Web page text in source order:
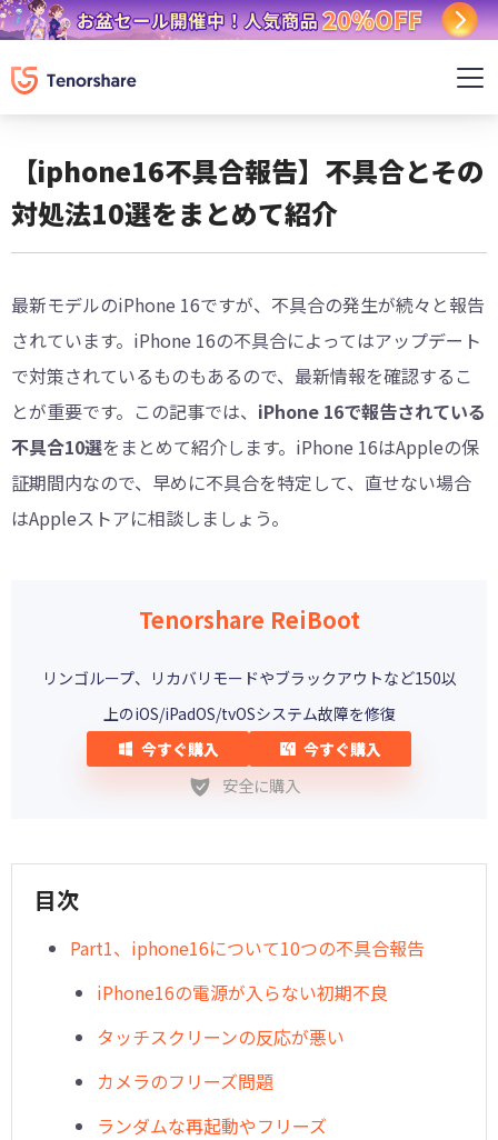
【iphone16不具合報告】不具合とその
対処法10選をまとめて紹介
最新モデルのiPhone 16ですが、不具合の発生が続々と報告
されています。iPhone 16の不具合によってはアップデート
で対策されているものもあるので、最新情報を確認するこ
とが重要です。この記事では、 iPhone 16で報告されている
不具合10選をまとめて紹介します。iPhone 16はAppleの保
証期間内なので、早めに不具合を特定して、直せない場合
はAppleストアに相談しましょう。
Tenorshare ReiBoot
リンゴループ、リカバリモードやブラックアウトなど150以
上のiOS/iPadOS/tvOSシステム故障を修復
今すぐ購入
今すぐ購入
安全に購入
目次
Part1、iphone16について10つの不具合報告
iPhone16の電源が入らない初期不良
タッチスクリーンの反応が悪い
カメラのフリーズ問題
ランダムな再起動やフリーズ